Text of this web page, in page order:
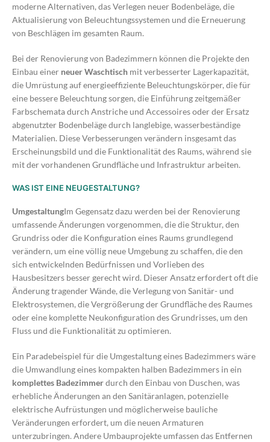
moderne Alternativen, das Verlegen neuer Bodenbeläge, die
Aktualisierung von Beleuchtungssystemen und die Erneuerung
von Beschlägen im gesamten Raum.
Bei der Renovierung von Badezimmern können die Projekte den
Einbau einer neuer Waschtisch mit verbesserter Lagerkapazität,
die Umrüstung auf energieeffiziente Beleuchtungskörper, die für
eine bessere Beleuchtung sorgen, die Einführung zeitgemäßer
Farbschemata durch Anstriche und Accessoires oder der Ersatz
abgenutzter Bodenbeläge durch langlebige, wasserbeständige
Materialien. Diese Verbesserungen verändern insgesamt das
Erscheinungsbild und die Funktionalität des Raums, während sie
mit der vorhandenen Grundfläche und Infrastruktur arbeiten.
WAS IST EINE NEUGESTALTUNG?
UmgestaltungIm Gegensatz dazu werden bei der Renovierung
umfassende Änderungen vorgenommen, die die Struktur, den
Grundriss oder die Konfiguration eines Raums grundlegend
verändern, um eine völlig neue Umgebung zu schaffen, die den
sich entwickelnden Bedürfnissen und Vorlieben des
Hausbesitzers besser gerecht wird. Dieser Ansatz erfordert oft die
Änderung tragender Wände, die Verlegung von Sanitär- und
Elektrosystemen, die Vergrößerung der Grundfläche des Raumes
oder eine komplette Neukonfiguration des Grundrisses, um den
Fluss und die Funktionalität zu optimieren.
Ein Paradebeispiel für die Umgestaltung eines Badezimmers wäre
die Umwandlung eines kompakten halben Badezimmers in ein
komplettes Badezimmerdurch den Einbau von Duschen, was
erhebliche Änderungen an den Sanitäranlagen, potenzielle
elektrische Aufrüstungen und möglicherweise bauliche
Veränderungen erfordert, um die neuen Armaturen
unterzubringen. Andere Umbauprojekte umfassen das Entfernen